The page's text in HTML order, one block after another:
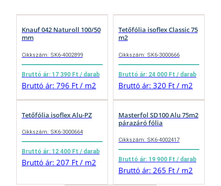
Knauf 042 Naturoll 100/50
mm
Cikkszám: SK6-4002899
Bruttó ár: 17 390 Ft / darab
Bruttó ár: 796 Ft / m2
Tetőfólia isoflex Classic 75
m2
Cikkszám: SK6-3000666
Bruttó ár: 24 000 Ft / darab
Bruttó ár: 320 Ft / m2
Tetőfólia isoflex Alu-PZ
Cikkszám: SK6-3000664
Bruttó ár: 12 400 Ft / darab
Bruttó ár: 207 Ft / m2
Masterfol SD100 Alu 75m2
párazáró fólia
Cikkszám: SK6-4002417
Bruttó ár: 19 900 Ft / darab
Bruttó ár: 265 Ft / m2